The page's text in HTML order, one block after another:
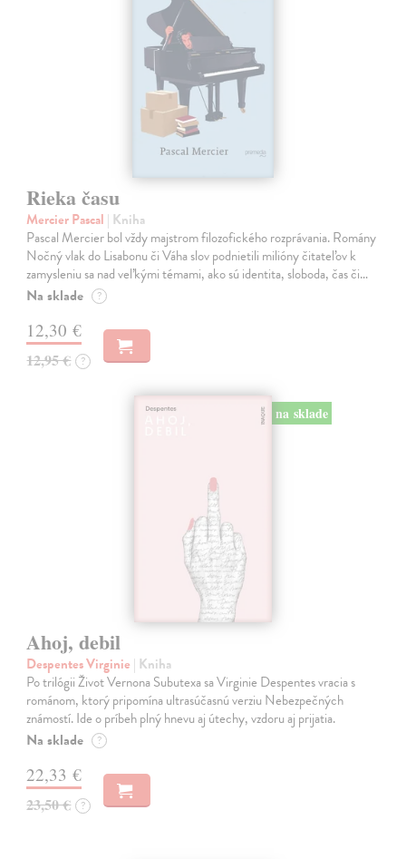
Rieka času
Mercier Pascal | Kniha
Pascal Mercier bol vždy majstrom filozofického rozprávania. Romány
Nočný vlak do Lisabonu či Váha slov podnietili milióny čitateľov k
zamysleniu sa nad veľkými témami, ako sú identita, sloboda, čas či…
Na sklade ?
12,30 €
12,95 € ?
na sklade
Ahoj, debil
Despentes Virginie | Kniha
Po trilógii Život Vernona Subutexa sa Virginie Despentes vracia s
románom, ktorý pripomína ultrasúčasnú verziu Nebezpečných
známostí. Ide o príbeh plný hnevu aj útechy, vzdoru aj prijatia.
Na sklade ?
22,33 €
23,50 € ?